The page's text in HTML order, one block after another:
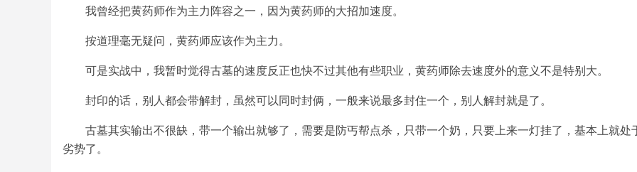
我曾经把黄药师作为主力阵容之一，因为黄药师的大招加速度。
按道理毫无疑问，黄药师应该作为主力。
可是实战中，我暂时觉得古墓的速度反正也快不过其他有些职业，黄药师除去速度外的意义不是特别大。
封印的话，别人都会带解封，虽然可以同时封俩，一般来说最多封住一个，别人解封就是了。
古墓其实输出不很缺，带一个输出就够了，需要是防丐帮点杀，只带一个奶，只要上来一灯挂了，基本上就处
劣势了。